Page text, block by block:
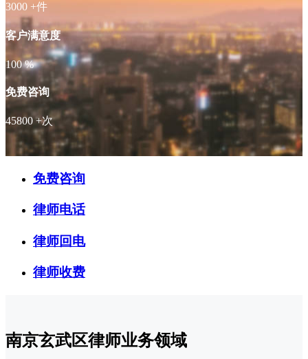
3000 +件
客户满意度
100 %
免费咨询
45800 +次
免费咨询
律师电话
律师回电
律师收费
南京玄武区律师业务领域